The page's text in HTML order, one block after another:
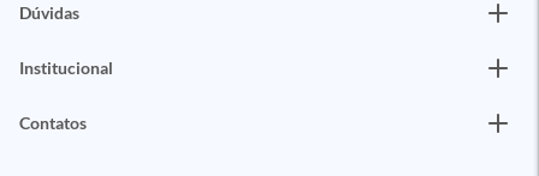
Dúvidas
Institucional
Contatos